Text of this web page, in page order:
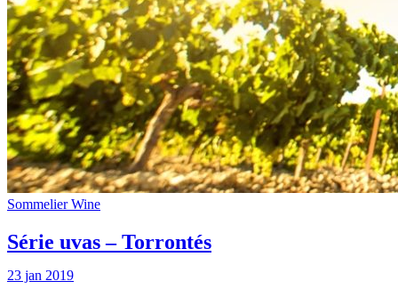
Sommelier Wine
Série uvas – Torrontés
23 jan 2019